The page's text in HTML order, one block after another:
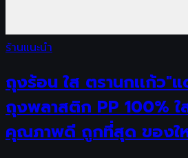
ร้านแนะนำ
ถุงร้อน ใส ตรานกเเก้ว"
ถุงพลาสติก PP 100% ใ
คุณภาพดี ถูกที่สุด ของให